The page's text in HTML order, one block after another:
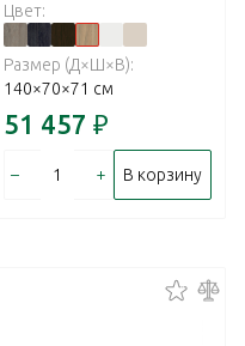
Цвет:
Размер (Д×Ш×В):
140×70×71 см
51 457 ₽
– + В корзину